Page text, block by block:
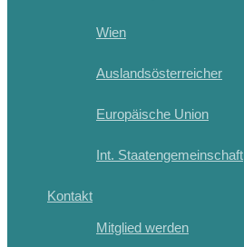
Wien
Auslandsösterreicher
Europäische Union
Int. Staatengemeinschaft
Kontakt
Mitglied werden